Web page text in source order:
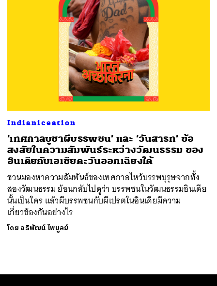
Indianiceation
‘เทศกาลบูชาผีบรรพชน’ และ ‘วันสารท’ ข้อ
สงสัยในความสัมพันธ์ระหว่างวัฒนธรรม ของ
อินเดียกับเอเชียตะวันออกเฉียงใต้
ชวนมองหาความสัมพันธ์ของเทศกาลไหว้บรรพบุรุษจากทั้ง
สองวัฒนธรรม ย้อนกลับไปดูว่า บรรพชนในวัฒนธรรมอินเดีย
นั้นเป็นใคร แล้วผีบรรพชนกับผีเปรตในอินเดียมีความ
เกี่ยวข้องกันอย่างไร
โดย อธิพัฒน์ ไพบูลย์
SHARE TWEET LINE EMAIL